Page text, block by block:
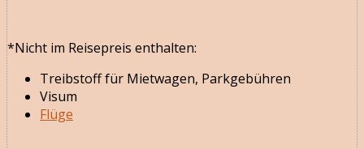
*Nicht im Reisepreis enthalten:
Treibstoff für Mietwagen, Parkgebühren
Visum
Flüge